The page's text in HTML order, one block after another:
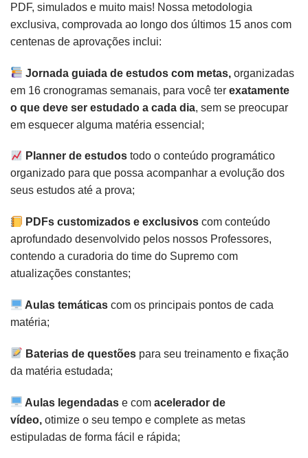
PDF, simulados e muito mais! Nossa metodologia
exclusiva, comprovada ao longo dos últimos 15 anos com
centenas de aprovações inclui:
Jornada guiada de estudos com metas,organizadas
em 16 cronogramas semanais, para você ter exatamente
o que deve ser estudado a cada dia, sem se preocupar
em esquecer alguma matéria essencial;
Planner de estudostodo o conteúdo programático
organizado para que possa acompanhar a evolução dos
seus estudos até a prova;
PDFs customizados e exclusivoscom conteúdo
aprofundado desenvolvido pelos nossos Professores,
contendo a curadoria do time do Supremo com
atualizações constantes;
Aulas temáticas com os principais pontos de cada
matéria;
Baterias de questões para seu treinamento e fixação
da matéria estudada;
Aulas legendadas e comacelerador de
vídeo, otimize o seu tempo e complete as metas
estipuladas de forma fácil e rápida;